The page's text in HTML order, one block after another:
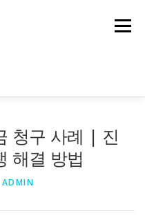
메뉴
청구 사례 | 진
해결 방법
ADMIN